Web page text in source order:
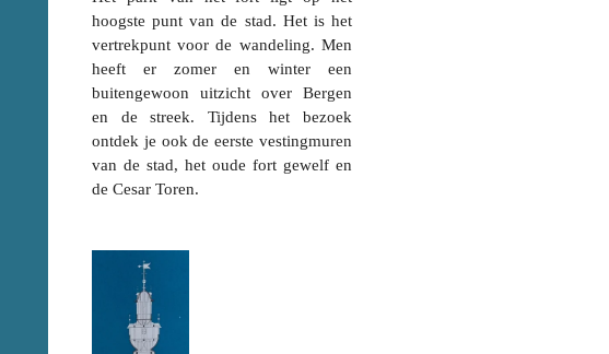
hoogste punt van de stad. Het is het
vertrekpunt voor de wandeling. Men
heeft er zomer en winter een
buitengewoon uitzicht over Bergen
en de streek. Tijdens het bezoek
ontdek je ook de eerste vestingmuren
van de stad, het oude fort gewelf en
de Cesar Toren.